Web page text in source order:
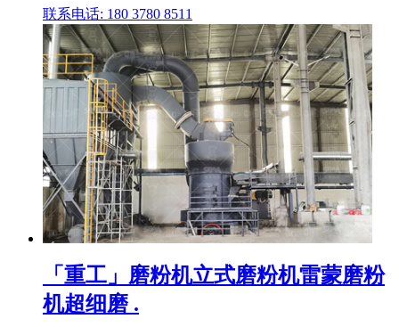
联系电话: 180 3780 8511
「重工」磨粉机立式磨粉机雷蒙磨粉
机超细磨 .